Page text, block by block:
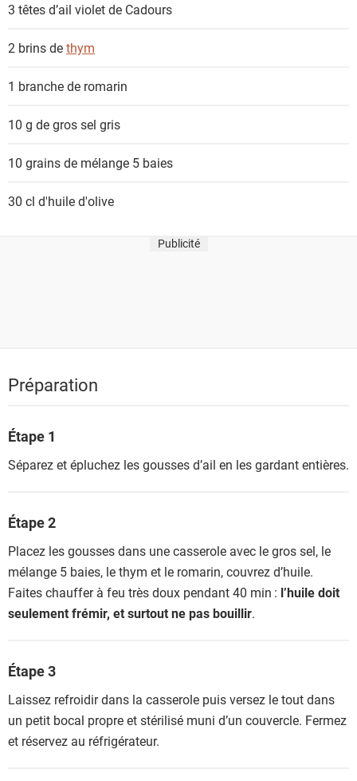
i
t
3 têtesd’ail violet de Cadours
2 brins dethym
1 branche de romarin
10 g degros sel gris
10 grains de mélange 5 baies
30 cl d'huile d'olive
Publicité
Préparation
Étape 1
Séparez et épluchez les gousses d’ail en les gardant entières.
Étape 2
Placez les gousses dans une casserole avec le gros sel, le
mélange 5 baies, le thym et le romarin, couvrez d’huile.
Faites chauffer à feu très doux pendant 40 min : l’huile doit
seulement frémir, et surtout ne pas bouillir.
Étape 3
Laissez refroidir dans la casserole puis versez le tout dans
un petit bocal propre et stérilisé muni d’un couvercle. Fermez
et réservez au réfrigérateur.